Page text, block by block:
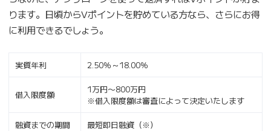
ります。日頃からVポイントを貯めている方なら、さらにお得
に利用できるでしょう。
実質年利 2.50％～18.00％
借入限度額
1万円〜800万円
※借入限度額は審査によって決定いたします
融資までの期間 最短即日融資（※）